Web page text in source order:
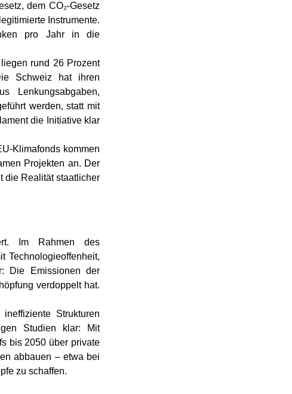
dem CO₂-Gesetz
Instrumente.
pro Jahr in die
rund 26 Prozent
Schweiz hat ihren
Lenkungsabgaben,
werden, statt mit
die Initiative klar
Klimafonds kommen
Projekten an. Der
die Realität staatlicher
Im Rahmen des
Technologieoffenheit,
Die Emissionen der
verdoppelt hat.
Strukturen
Studien klar: Mit
bis 2050 über private
abbauen – etwa bei
zu schaffen.